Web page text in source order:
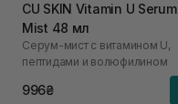
CU SKIN Vitamin U Serum
Mist 48 мл
Серум-мист с витамином U,
пептидами и волюфилином
996₴